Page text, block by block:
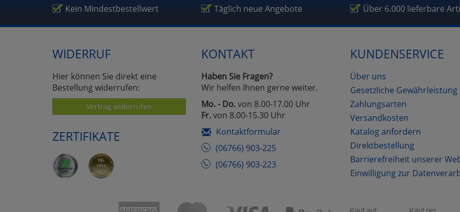
Kein Mindestbestellwert Täglich neue Angebote Über 6.000 lieferbare
WIDERRUF
Hier können Sie direkt eine
Bestellung widerrufen:
Vertrag widerrufen
ZERTIFIKATE
KONTAKT
Haben Sie Fragen?
Wir helfen Ihnen gerne weiter.
Mo. - Do.von 8.00-17.00 Uhr
Fr.von 8.00-15.30 Uhr
Kontaktformular
(06766) 903-225
(06766) 903-223
KUNDENSERVICE
Über uns
Gesetzliche Gewährleistung
Zahlungsarten
Versandkosten
Katalog anfordern
Direktbestellung
Barrierefreiheit unserer
Einwilligung zur